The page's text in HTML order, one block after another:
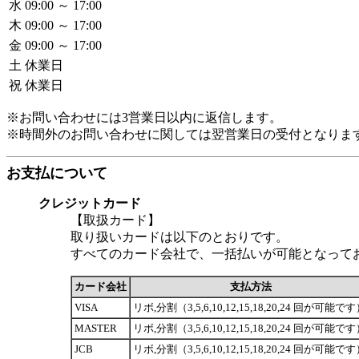
水 09:00 ～ 17:00
木 09:00 ～ 17:00
金 09:00 ～ 17:00
土 休業日
祝 休業日
※お問い合わせには3営業日以内に返信します。
※時間外のお問い合わせに関しては翌営業日の受付となりま
お支払について
クレジットカード
【取扱カード】
取り扱いカードは以下のとおりです。
すべてのカード会社で、一括払いが可能となって
カード会社
支払方法
VISA
リボ,分割（3,5,6,10,12,15,18,20,24 回が可能です
MASTER
リボ,分割（3,5,6,10,12,15,18,20,24 回が可能です
JCB
リボ,分割（3,5,6,10,12,15,18,20,24 回が可能です